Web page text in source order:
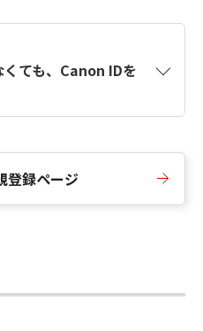
ても、Canon IDを
登録ページ